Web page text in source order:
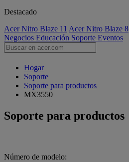
Destacado
Acer Nitro Blaze 11 Acer Nitro Blaze 8
Negocios Educación Soporte Eventos
Hogar
Soporte
Soporte para productos
MX3550
Soporte para productos
Número de modelo: